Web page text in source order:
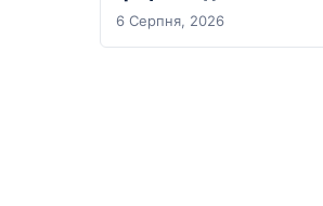
6 Серпня, 2026